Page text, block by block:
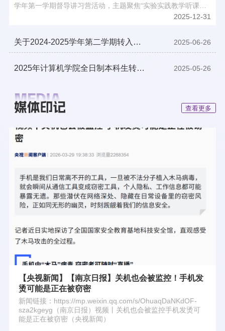
学年第一学期督导讲习营活动，主题聚焦“实验实践教学听课观
察方法与反馈技巧”。活动旨在提升督导工作专业化水平，凝练
院督导组组长胡素君教授主持。胡素君教授首先结合参加校院督
导联席会议的研讨收获，从自身教学经历出发，分享了实验实践
从课堂听课中发现问题，更需通过科学观察和有效反馈，助力青
实验实践环节是培养学生创新能力的重要途径，督导工作应紧跟
教学改革步伐，聚焦教学过程优化，促进教学质量持续提升。随
后，校本科教学督导组李玲娟教授从更高层面，对督导工作的专
升督导专业化能力、加强工作总结与凝练的思考，强调督导工作
要注重实效性与指导性，通过系统化的听课观察和有针对性的反
2025-12-31
关于2024-2025学年第二学期转入计
算机科学与技术创新班学生名单的公
示
2025-06-26
2025年计算机学院全日制本科生转专
2025-05-26
查看更多
【央视新闻】【南京日报】关机也会被监控！手机发
烫可能是正在被窃密
新闻链接：https://mp.weixin.qq.com/s/OhuaqDaNKdOF-
sza2kgeyg（南京日报）视频丨关机也会被监控手机发烫可
能是正在被窃密（央视新闻）